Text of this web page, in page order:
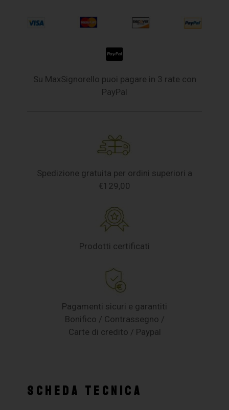
Su MaxSignorello puoi pagare in 3 rate con
PayPal
Spedizione gratuita per ordini superiori a
€129,00
Prodotti certificati
Pagamenti sicuri e garantiti
Bonifico / Contrassegno /
Carte di credito / Paypal
SCHEDA TECNICA